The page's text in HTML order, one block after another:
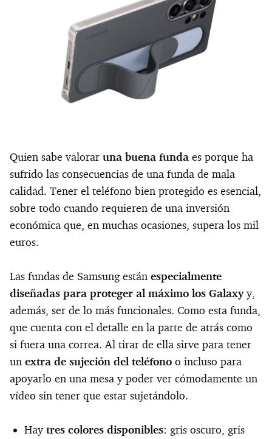
Quien sabe valorar una buena funda es porque ha
sufrido las consecuencias de una funda de mala
calidad. Tener el teléfono bien protegido es esencial,
sobre todo cuando requieren de una inversión
económica que, en muchas ocasiones, supera los mil
euros.
Las fundas de Samsung están especialmente
diseñadas para proteger al máximo los Galaxyy,
además, ser de lo más funcionales. Como esta funda,
que cuenta con el detalle en la parte de atrás como
si fuera una correa. Al tirar de ella sirve para tener
un extra de sujeción del teléfono o incluso para
apoyarlo en una mesa y poder ver cómodamente un
vídeo sin tener que estar sujetándolo.
Haytres colores disponibles: gris oscuro, gris